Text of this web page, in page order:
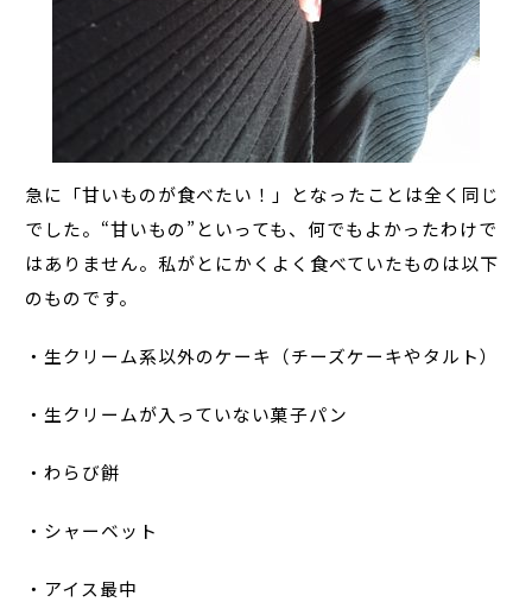
急に「甘いものが食べたい！」となったことは全く同じ
でした。“甘いもの”といっても、何でもよかったわけで
はありません。私がとにかくよく食べていたものは以下
のものです。
・生クリーム系以外のケーキ（チーズケーキやタルト）
・生クリームが入っていない菓子パン
・わらび餅
・シャーベット
・アイス最中